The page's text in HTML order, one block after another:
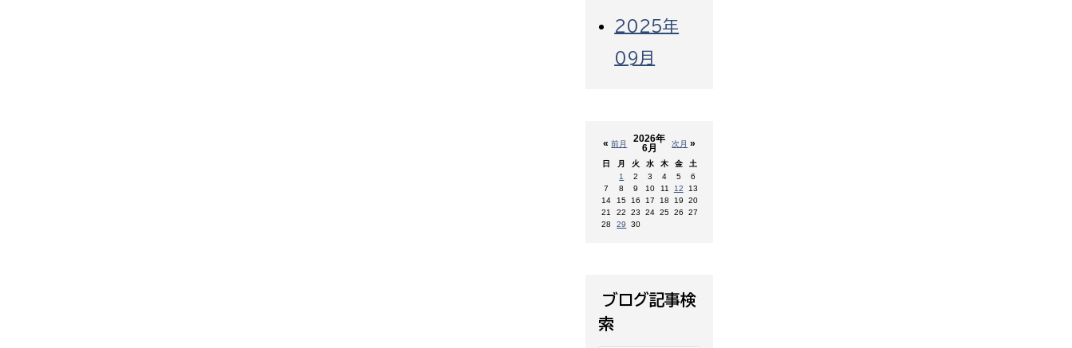
2025年
09月
«前月 次月 »
2026年
6月
日 月 火 水 木 金
土
1
2 3 4 5
6
7
8 9 10 11 12
13
14
15 16 17 18 19
20
21
22 23 24 25 26
27
28
29 30
ブログ記事検
索